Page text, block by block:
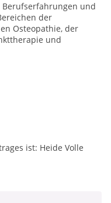
und
der
Osteopathie, der
und
ist: Heide Volle